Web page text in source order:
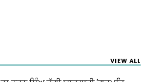
VIEW ALL